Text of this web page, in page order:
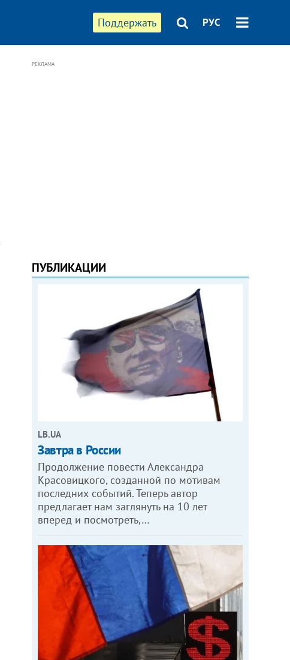
Поддержать РУС
РЕКЛАМА
ПУБЛИКАЦИИ
LB.UA
Завтра в России
Продолжение повести Александра
Красовицкого, созданной по мотивам
последних событий. Теперь автор
предлагает нам заглянуть на 10 лет
вперед и посмотреть,…